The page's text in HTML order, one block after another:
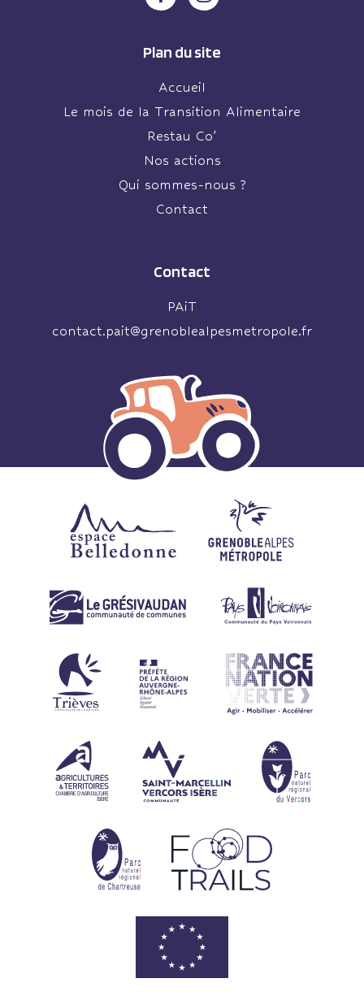
Plan du site
Accueil
Le mois de la Transition Alimentaire
Restau Co’
Nos actions
Qui sommes-nous ?
Contact
Contact
PAiT
contact.pait@grenoblealpesmetropole.fr